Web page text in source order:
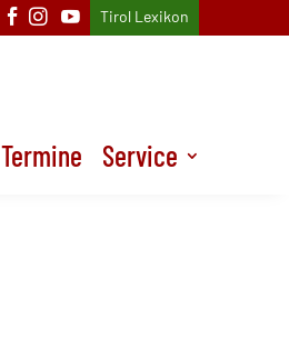
Tirol Lexikon
Termine Service